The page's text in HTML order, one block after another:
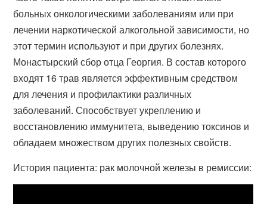
больных онкологическими заболеваниям или при
лечении наркотической алкогольной зависимости, но
этот термин используют и при других болезнях.
Монастырский сбор отца Георгия. В состав которого
входят 16 трав является эффективным средством
для лечения и профилактики различных
заболеваний. Способствует укреплению и
восстановлению иммунитета, выведению токсинов и
обладаем множеством других полезных свойств.
История пациента: рак молочной железы в ремиссии: